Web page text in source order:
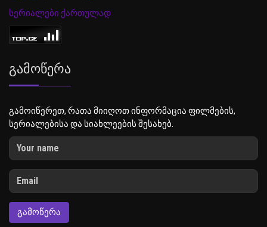
სერიალები ქართულად
Გამოწერა
გამოიწერეთ, რათა მიიღოთ ინფორმაცია ფილმების,
სერიალებისა და სიახლეების შესახებ.
ᲒᲐᲛᲝᲬᲔᲠᲐ